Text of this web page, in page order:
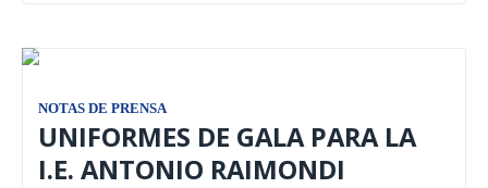
NOTAS DE PRENSA
UNIFORMES DE GALA PARA LA
I.E. ANTONIO RAIMONDI